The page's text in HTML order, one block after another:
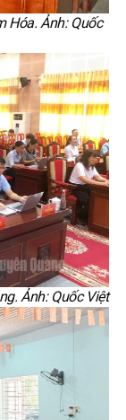
Hóa. Ảnh: Quốc
Ảnh: Quốc Việt